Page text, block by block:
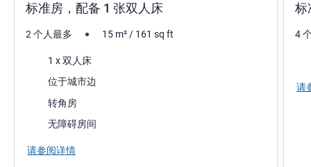
标准房，配备 1 张双人床
2 个人最多 15 m²/ 161 sq ft
床上用品1 x 双人床
位于城市边
大部分的住宿:
转角房
无障碍房间
请参阅详情
标
4
请